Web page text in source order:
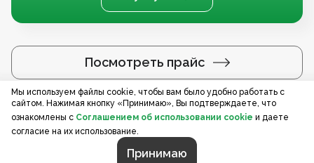
Посмотреть прайс
Услуги по регионам
Мы используем файлы cookie, чтобы вам было удобно работать с
сайтом. Нажимая кнопку «Принимаю», Вы подтверждаете, что
ознакомлены с Соглашением об использовании cookie и даете
согласие на их использование.
Принимаю